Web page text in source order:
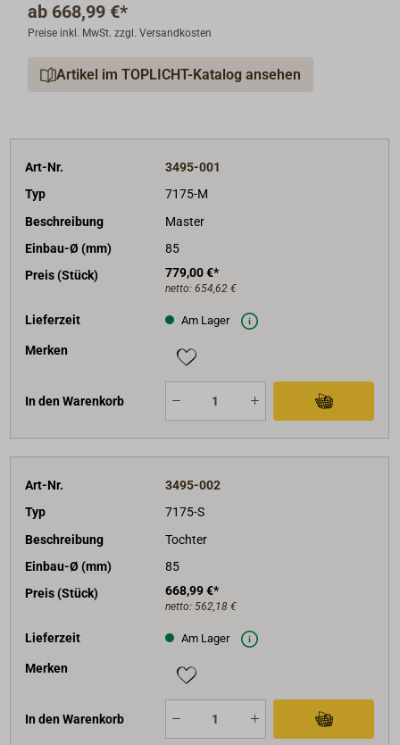
Bis zu fünf Tochteranzeigen 7175-S können an die
Auch die kleineren Tochteranzeigen KOBELT 7180-S
Es wird die Verwendung mit den optionalen KOBELT
Ruderlagegebern 7174 oder 7168 (siehe "Passende
ab 668,99 €*
Preise inkl. MwSt. zzgl. Versandkosten
Artikel im TOPLICHT-Katalog ansehen
Art-Nr.
3495-001
Typ
7175-M
Beschreibung
Master
Einbau-Ø (mm)
85
Preis (Stück)
779,00 €*
netto: 654,62 €
Lieferzeit Am Lager
Merken
In den Warenkorb
Art-Nr.
3495-002
Typ
7175-S
Beschreibung
Tochter
Einbau-Ø (mm)
85
Preis (Stück)
668,99 €*
netto: 562,18 €
Lieferzeit Am Lager
Merken
In den Warenkorb